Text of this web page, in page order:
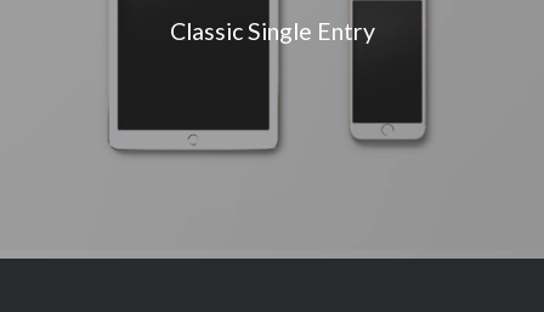
Classic Single Entry